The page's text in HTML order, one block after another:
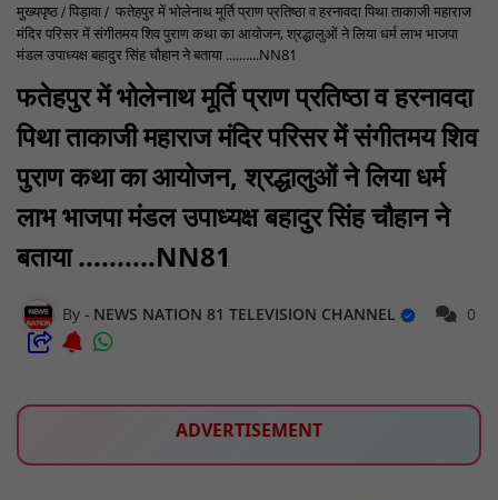
मुख्यपृष्ठ पिड़ावा
फतेहपुर में भोलेनाथ मूर्ति प्राण प्रतिष्ठा व हरनावदा पिथा ताकाजी महाराज
मंदिर परिसर में संगीतमय शिव पुराण कथा का आयोजन, श्रद्धालुओं ने लिया धर्म लाभ भाजपा
मंडल उपाध्यक्ष बहादुर सिंह चौहान ने बताया ..........NN81
फतेहपुर में भोलेनाथ मूर्ति प्राण प्रतिष्ठा व हरनावदा
पिथा ताकाजी महाराज मंदिर परिसर में संगीतमय शिव
पुराण कथा का आयोजन, श्रद्धालुओं ने लिया धर्म
लाभ भाजपा मंडल उपाध्यक्ष बहादुर सिंह चौहान ने
बताया ..........NN81
NEWS NATION 81 TELEVISION CHANNEL 0
ADVERTISEMENT